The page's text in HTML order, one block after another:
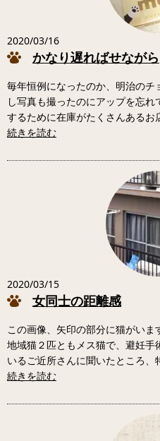
2020/03/16
かなり遅ればせながら
毎年恒例になったのか、明治の
し写真も撮ったのにアップを忘
するために在庫がたくさんあるお
続きを読む
2020/03/15
女同士の距離感
この画像、矢印の部分に猫がい
地域猫２匹ともメス猫で、避妊
いるご近所さんに聞いたところ、
続きを読む